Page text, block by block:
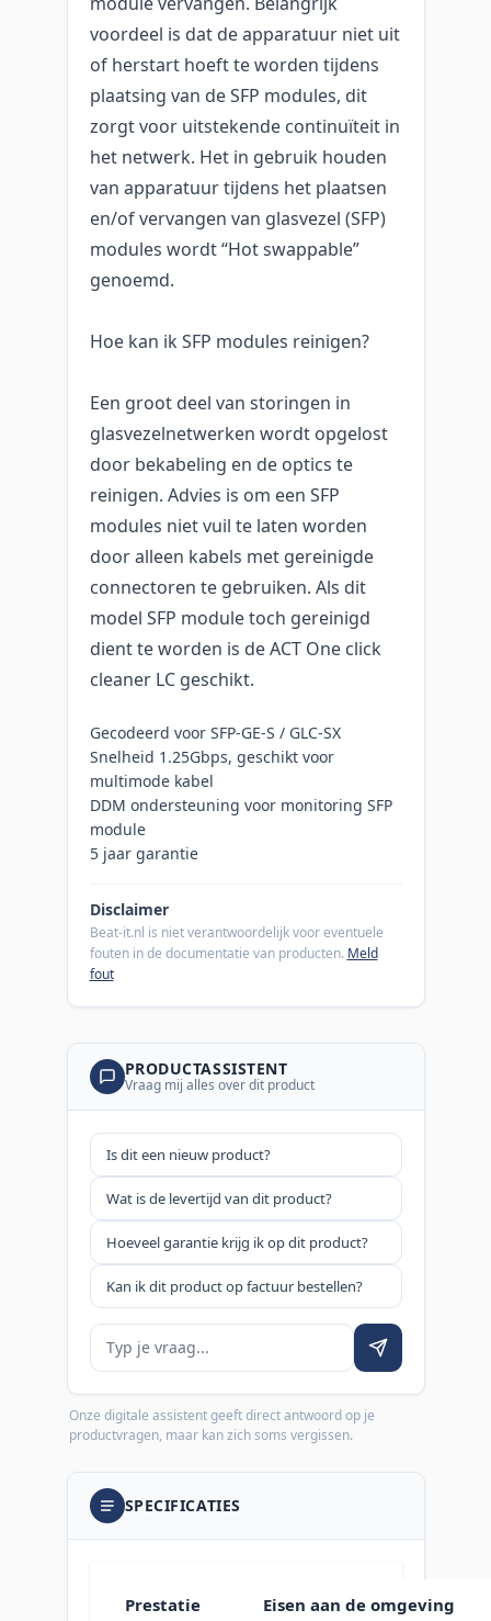
voordeel is dat de apparatuur niet uit
of herstart hoeft te worden tijdens
plaatsing van de SFP modules, dit
zorgt voor uitstekende continuïteit in
het netwerk. Het in gebruik houden
van apparatuur tijdens het plaatsen
en/of vervangen van glasvezel (SFP)
modules wordt “Hot swappable”
genoemd.
Hoe kan ik SFP modules reinigen?
Een groot deel van storingen in
glasvezelnetwerken wordt opgelost
door bekabeling en de optics te
reinigen. Advies is om een SFP
modules niet vuil te laten worden
door alleen kabels met gereinigde
connectoren te gebruiken. Als dit
model SFP module toch gereinigd
dient te worden is de ACT One click
cleaner LC geschikt.
Gecodeerd voor SFP-GE-S / GLC-SX
Snelheid 1.25Gbps, geschikt voor
multimode kabel
DDM ondersteuning voor monitoring SFP
module
5 jaar garantie
Disclaimer
Beat-it.nl is niet verantwoordelijk voor eventuele
fouten in de documentatie van producten. Meld
fout
PRODUCTASSISTENT
Vraag mij alles over dit product
Is dit een nieuw product?
Wat is de levertijd van dit product?
Hoeveel garantie krijg ik op dit product?
Kan ik dit product op factuur bestellen?
Je vraag
Onze digitale assistent geeft direct antwoord op je
productvragen, maar kan zich soms vergissen.
SPECIFICATIES
Prestatie Eisen aan de omgeving